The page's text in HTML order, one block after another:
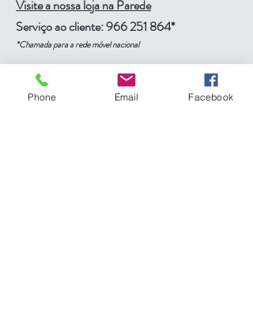
Visite a nossa loja na Parede
Serviço ao cliente:966 251 864*
*Chamada para a rede móvel nacional
Veja mais
Ajuda
Phone Email Facebook